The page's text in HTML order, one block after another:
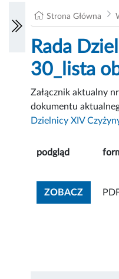
Strona Główna
Rada
30_lista
Załącznik aktualny
dokumentu
Dzielnicy XIV
podgląd
ZOBACZ